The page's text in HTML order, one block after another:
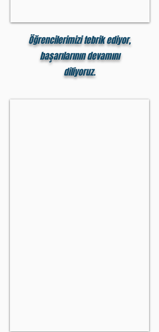
Öğrencilerimizi tebrik ediyor,
başarılarının devamını
diliyoruz.